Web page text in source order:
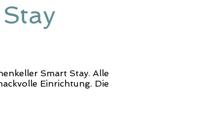
Smart Stay. Alle
Einrichtung. Die